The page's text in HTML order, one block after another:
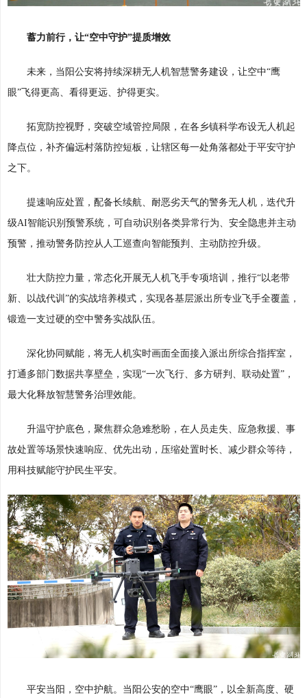
蓄力前行，让“空中守护”提质增效
未来，当阳公安将持续深耕无人机智慧警务建设，让空中“鹰
眼”飞得更高、看得更远、护得更实。
拓宽防控视野，突破空域管控局限，在各乡镇科学布设无人机起
降点位，补齐偏远村落防控短板，让辖区每一处角落都处于平安守护
之下。
提速响应处置，配备长续航、耐恶劣天气的警务无人机，迭代升
级AI智能识别预警系统，可自动识别各类异常行为、安全隐患并主动
预警，推动警务防控从人工巡查向智能预判、主动防控升级。
壮大防控力量，常态化开展无人机飞手专项培训，推行“以老带
新、以战代训”的实战培养模式，实现各基层派出所专业飞手全覆盖，
锻造一支过硬的空中警务实战队伍。
深化协同赋能，将无人机实时画面全面接入派出所综合指挥室，
打通多部门数据共享壁垒，实现“一次飞行、多方研判、联动处置”，
最大化释放智慧警务治理效能。
升温守护底色，聚焦群众急难愁盼，在人员走失、应急救援、事
故处置等场景快速响应、优先出动，压缩处置时长、减少群众等待，
用科技赋能守护民生平安。
平安当阳，空中护航。当阳公安的空中“鹰眼”，以全新高度、硬